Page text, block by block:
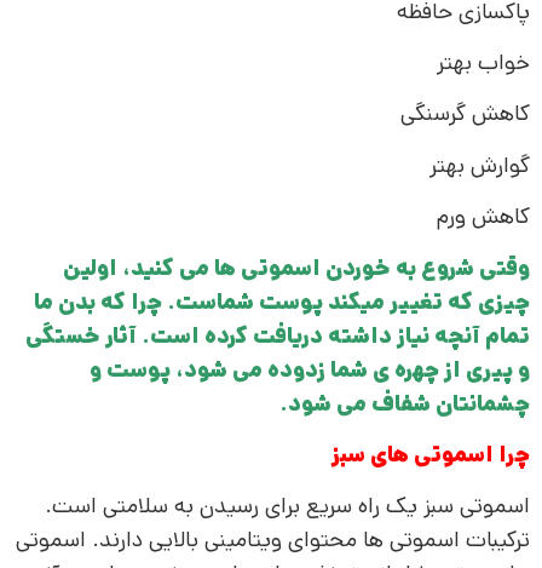
پاکسازی حافظه
خواب بهتر
کاهش گرسنگی
گوارش بهتر
کاهش ورم
وقتی شروع به خوردن اسموتی ها می کنید، اولین
چیزی که تغییر میکند پوست شماست. چرا که بدن ما
تمام آنچه نیاز داشته دریافت کرده است. آثار خستگی
و پیری از چهره ی شما زدوده می شود، پوست و
چشمانتان شفاف می شود.
چرا اسموتی های سبز
اسموتی سبز یک راه سریع برای رسیدن به سلامتی است.
ترکیبات اسموتی ها محتوای ویتامینی بالایی دارند. اسموتی